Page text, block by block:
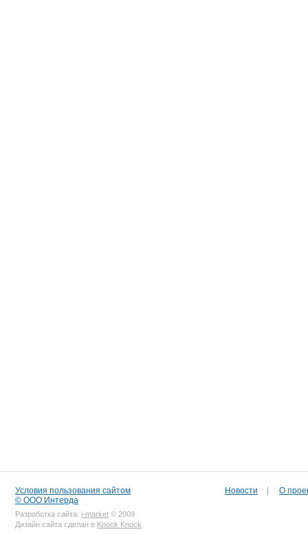
Условия пользования сайтом
© ООО Интерда
Разработка сайта: i-market © 2009
Дизайн сайта сделан в Knock Knock
Новости О